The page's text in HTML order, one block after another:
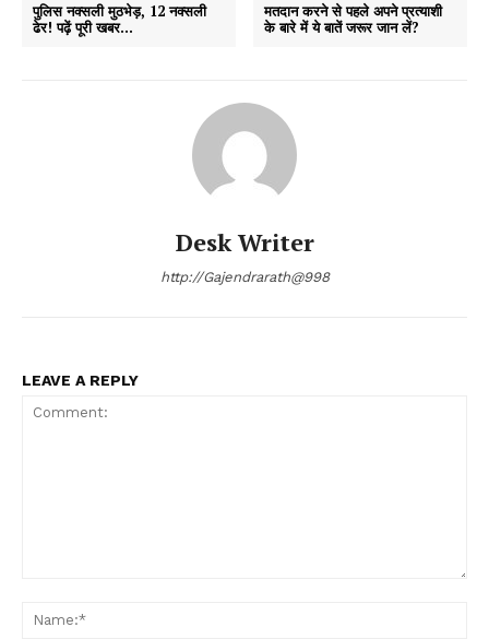
पुलिस नक्सली मुठभेड़, 12 नक्सली
ढेर! पढ़ें पूरी खबर…
मतदान करने से पहले अपने प्रत्याशी
के बारे में ये बातें जरूर जान लें?
Desk Writer
http://Gajendrarath@998
LEAVE A REPLY